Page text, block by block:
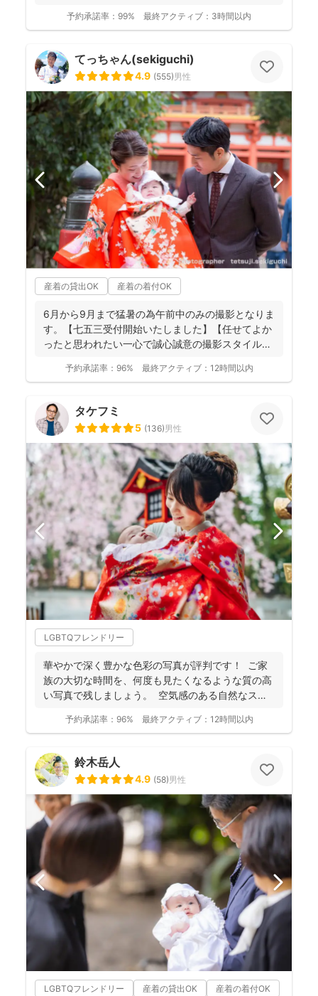
予約承諾率： 99% 最終アクティブ： 3時間以内
てっちゃん(sekiguchi)
4.9 (555)男性
産着の貸出OK 産着の着付OK
6月から9月まで猛暑の為午前中のみの撮影となりま
す。【七五三受付開始いたしました】【任せてよか
ったと思われたい一心で誠心誠意の撮影スタイル】
予約承諾率： 96% 最終アクティブ： 12時間以内
タケフミ
5 (136)男性
LGBTQフレンドリー
華やかで深く豊かな色彩の写真が評判です！ ご家
族の大切な時間を、何度も見たくなるような質の高
い写真で残しましょう。 空気感のある自然なスナ
予約承諾率： 96% 最終アクティブ： 12時間以内
鈴木岳人
4.9 (58)男性
LGBTQフレンドリー 産着の貸出OK 産着の着付OK